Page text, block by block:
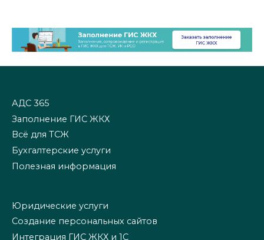
АДС 365
Заполнение ГИС ЖКХ
Всё для ТСЖ
Бухгалтерские услуги
Полезная информация
Юридические услуги
Создание персональных сайтов
Интеграция ГИС ЖКХ и 1С